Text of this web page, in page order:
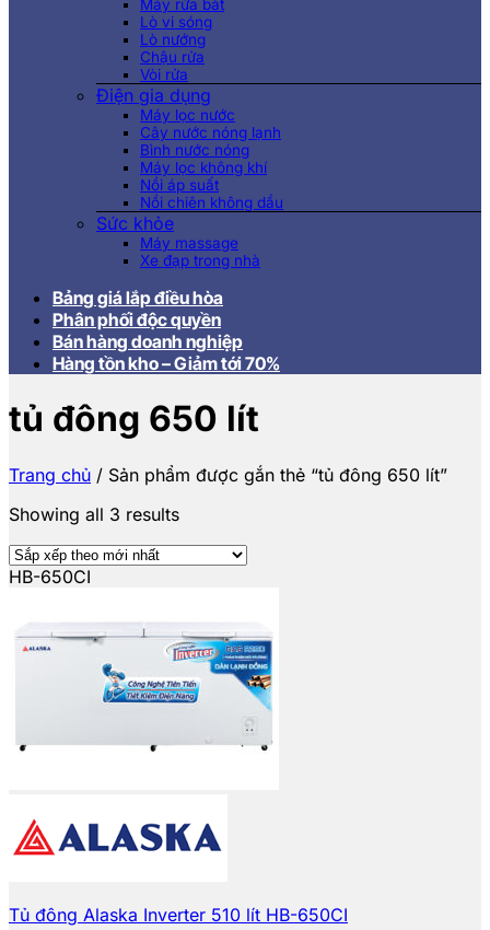
Máy rửa bát
Lò vi sóng
Lò nướng
Chậu rửa
Vòi rửa
Điện gia dụng
Máy lọc nước
Cây nước nóng lạnh
Bình nước nóng
Máy lọc không khí
Nồi áp suất
Nồi chiên không dầu
Sức khỏe
Máy massage
Xe đạp trong nhà
Bảng giá lắp điều hòa
Phân phối độc quyền
Bán hàng doanh nghiệp
Hàng tồn kho – Giảm tới 70%
tủ đông 650 lít
Trang chủ / Sản phẩm được gắn thẻ “tủ đông 650 lít”
Showing all 3 results
HB-650CI
Tủ đông Alaska Inverter 510 lít HB-650CI